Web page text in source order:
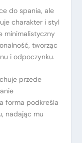
do spania, ale
charakter i styl
minimalistyczny
tworząc
i odpoczynku.
przede
forma podkreśla
nadając mu